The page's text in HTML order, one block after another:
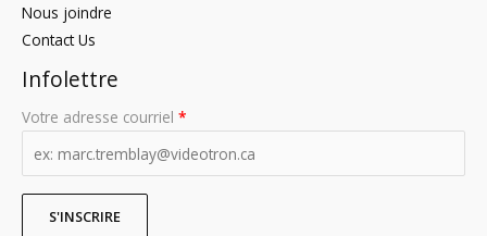
Nous joindre
Contact Us
Infolettre
Votre adresse courriel *